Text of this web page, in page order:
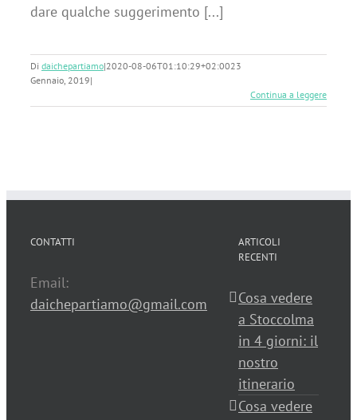
dare qualche suggerimento [...]
Di daichepartiamo|2020-08-06T01:10:29+02:0023
Gennaio, 2019|
Continua a leggere
CONTATTI
Email:
daichepartiamo@gmail.com
ARTICOLI
RECENTI
Cosa vedere
a Stoccolma
in 4 giorni: il
nostro
itinerario
Cosa vedere